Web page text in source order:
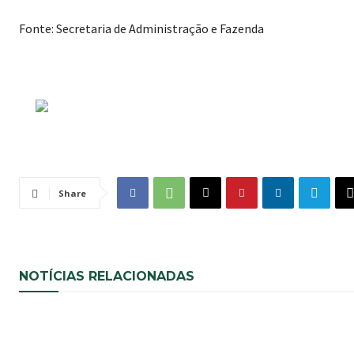
Fonte: Secretaria de Administração e Fazenda
Share
NOTÍCIAS RELACIONADAS